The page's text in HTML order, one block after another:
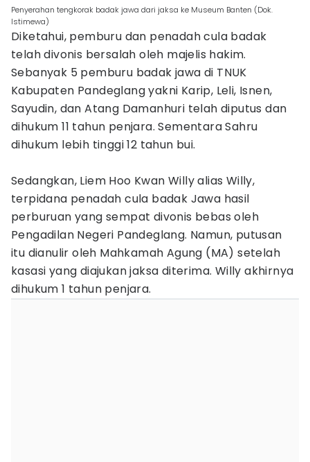
Penyerahan tengkorak badak jawa dari jaksa ke Museum Banten (Dok.
Istimewa)
Diketahui, pemburu dan penadah cula badak
telah divonis bersalah oleh majelis hakim.
Sebanyak 5 pemburu badak jawa di TNUK
Kabupaten Pandeglang yakni Karip, Leli, Isnen,
Sayudin, dan Atang Damanhuri telah diputus dan
dihukum 11 tahun penjara. Sementara Sahru
dihukum lebih tinggi 12 tahun bui.
Sedangkan, Liem Hoo Kwan Willy alias Willy,
terpidana penadah cula badak Jawa hasil
perburuan yang sempat divonis bebas oleh
Pengadilan Negeri Pandeglang. Namun, putusan
itu dianulir oleh Mahkamah Agung (MA) setelah
kasasi yang diajukan jaksa diterima. Willy akhirnya
dihukum 1 tahun penjara.